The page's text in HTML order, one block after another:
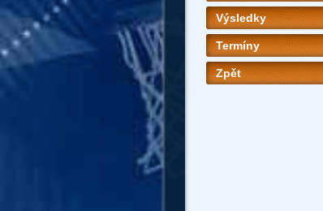
Výsledky
Termíny
Zpět